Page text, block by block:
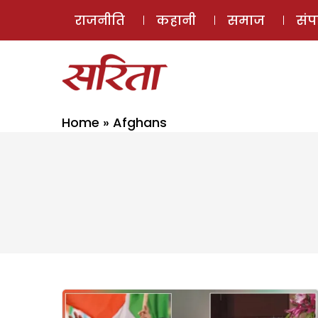
राजनीति कहानी समाज
Home » Afghans